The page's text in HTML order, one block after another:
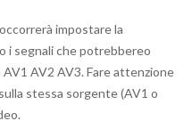
impostare la
i segnali che potrebbereo
AV2 AV3. Fare attenzione
stessa sorgente (AV1 o